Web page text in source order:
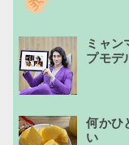
ミャン
プモデ
何かひ
い